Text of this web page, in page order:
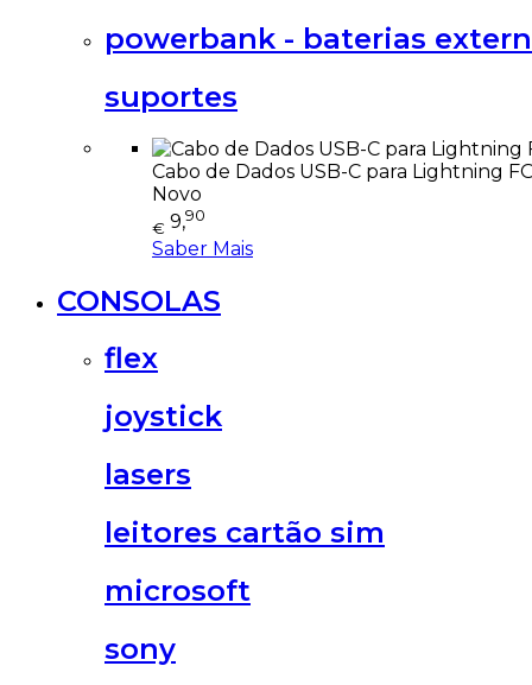
powerbank - baterias
suportes
Cabo de Dados USB-C para Lightning
Novo
€ 9,90
Saber Mais
CONSOLAS
flex
joystick
lasers
leitores cartão sim
microsoft
sony